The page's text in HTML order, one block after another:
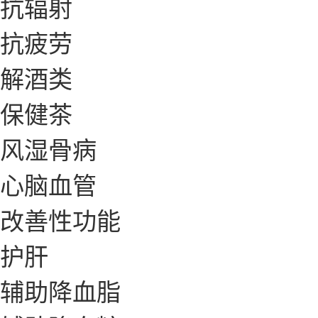
抗辐射
抗疲劳
解酒类
保健茶
风湿骨病
心脑血管
改善性功能
护肝
辅助降血脂